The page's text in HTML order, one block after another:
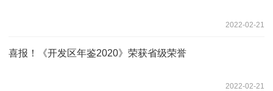
2022-02-21
喜报！《开发区年鉴2020》荣获省级荣誉
2022-02-21